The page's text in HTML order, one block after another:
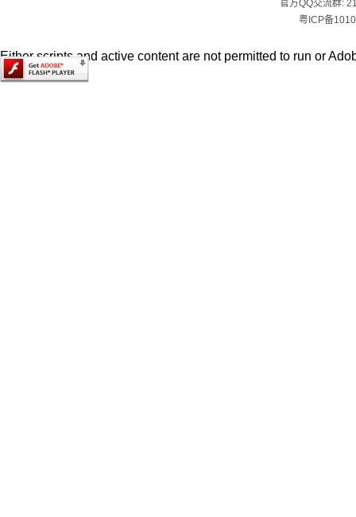
官方QQ交流群:
粤ICP备
Either scripts and active content are not permitted to run or